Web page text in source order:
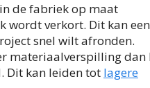
de fabriek op maat
wordt verkort. Dit kan een
snel wilt afronden.
materiaalverspilling dan
Dit kan leiden tot lagere